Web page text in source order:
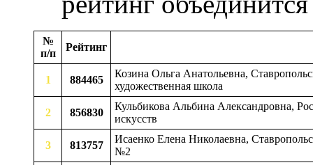
№
п/п
Рейтинг
1 884465
Козина Ольга Анатольевна,
художественная школа
2 856830
Кульбикова Альбина Александровна,
искусств
3 813757
Исаенко Елена Николаевна,
№2